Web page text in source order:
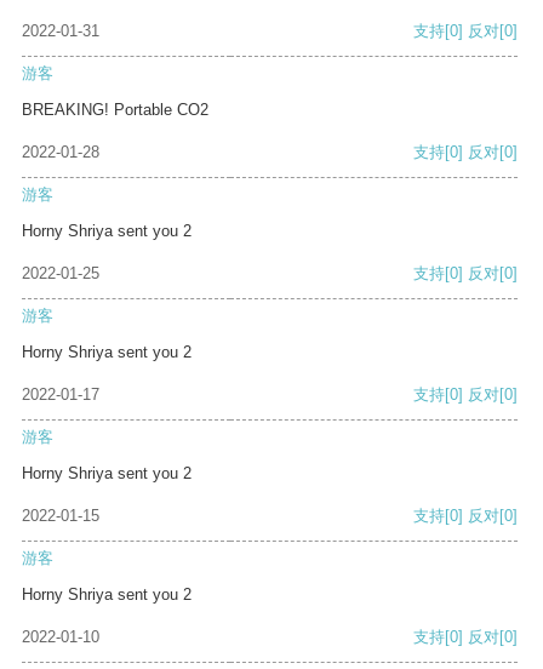
2022-01-31 支持[0] 反对[0]
游客
BREAKING! Portable CO2
2022-01-28 支持[0] 反对[0]
游客
Horny Shriya sent you 2
2022-01-25 支持[0] 反对[0]
游客
Horny Shriya sent you 2
2022-01-17 支持[0] 反对[0]
游客
Horny Shriya sent you 2
2022-01-15 支持[0] 反对[0]
游客
Horny Shriya sent you 2
2022-01-10 支持[0] 反对[0]